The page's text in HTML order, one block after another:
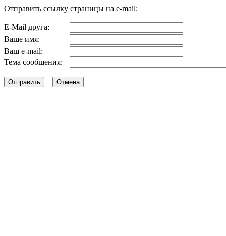
Отправить ссылку страницы на e-mail:
E-Mail друга:
Ваше имя:
Ваш e-mail:
Тема сообщения: